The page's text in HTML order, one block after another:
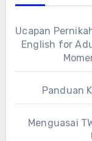
Ucapan
English for
Panduan
Menguasai